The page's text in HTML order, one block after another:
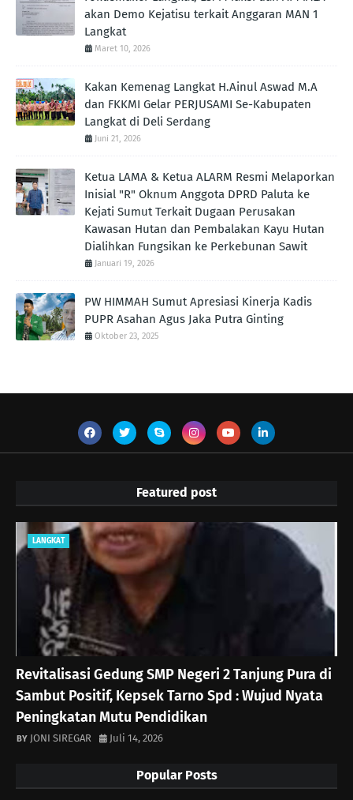
akan Demo Kejatisu terkait Anggaran MAN 1
Langkat
Maret 10, 2026
Kakan Kemenag Langkat H.Ainul Aswad M.A
dan FKKMI Gelar PERJUSAMI Se-Kabupaten
Langkat di Deli Serdang
Juni 21, 2026
Ketua LAMA & Ketua ALARM Resmi Melaporkan
Inisial "R" Oknum Anggota DPRD Paluta ke
Kejati Sumut Terkait Dugaan Perusakan
Kawasan Hutan dan Pembalakan Kayu Hutan
Dialihkan Fungsikan ke Perkebunan Sawit
Januari 19, 2026
PW HIMMAH Sumut Apresiasi Kinerja Kadis
PUPR Asahan Agus Jaka Putra Ginting ‎
Oktober 23, 2025
Featured post
LANGKAT
Revitalisasi Gedung SMP Negeri 2 Tanjung Pura di
Sambut Positif, Kepsek Tarno Spd : Wujud Nyata
Peningkatan Mutu Pendidikan
JONI SIREGAR Juli 14, 2026
Popular Posts